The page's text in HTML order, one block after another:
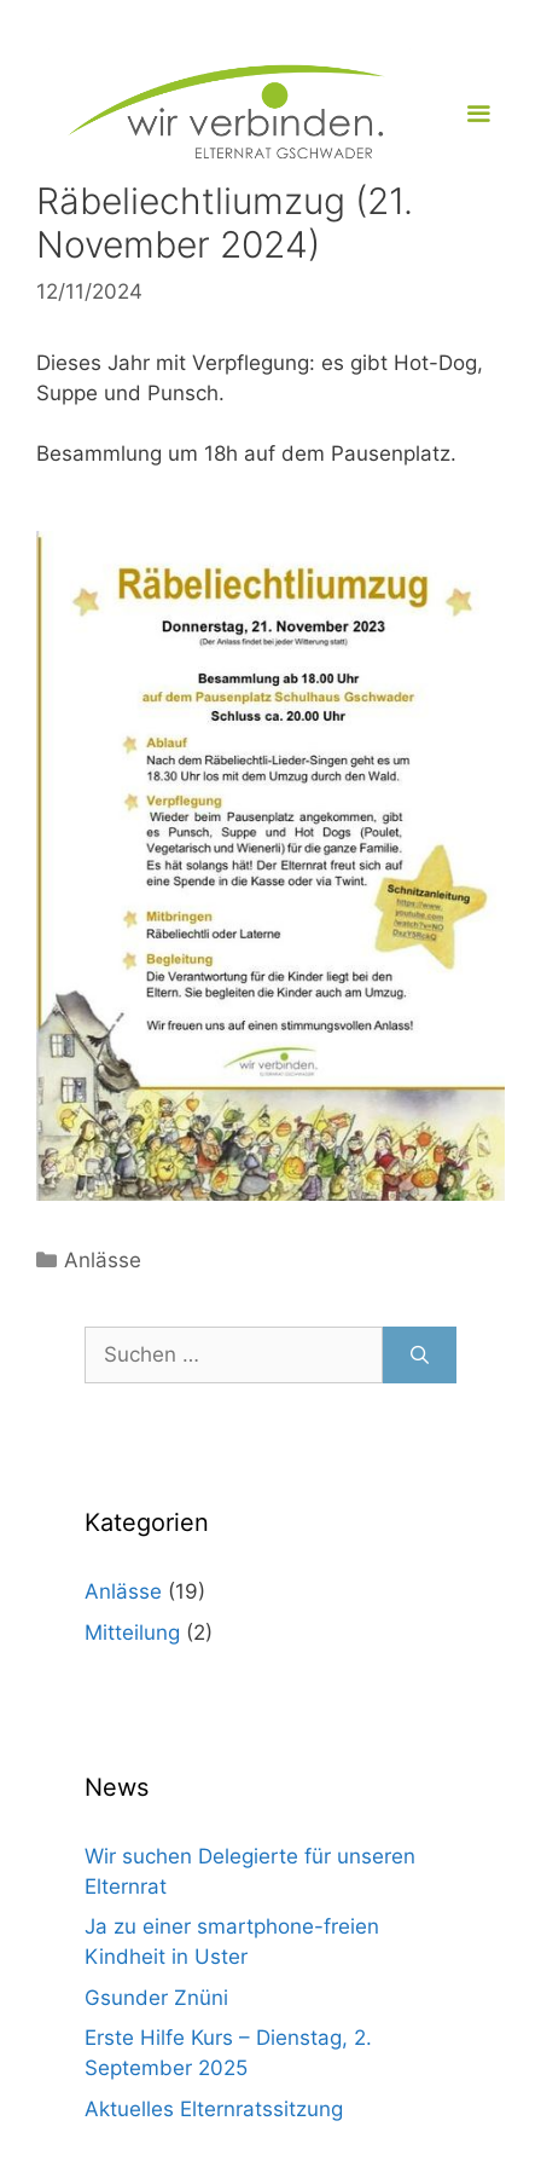
Räbeliechtliumzug (21.
November 2024)
12/11/2024
Dieses Jahr mit Verpflegung: es gibt Hot-Dog,
Suppe und Punsch.
Besammlung um 18h auf dem Pausenplatz.
Kategorien
Anlässe
Suchen
nach:
Kategorien
Anlässe (19)
Mitteilung (2)
News
Wir suchen Delegierte für unseren
Elternrat
Ja zu einer smartphone-freien
Kindheit in Uster
Gsunder Znüni
Erste Hilfe Kurs – Dienstag, 2.
September 2025
Aktuelles Elternratssitzung